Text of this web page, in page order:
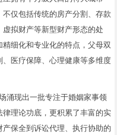
仅包括传统的房产分割、存款
拟财产等新型财产形态的处
细化和专业化的特点，父母双
医疗保障、心理健康等多维度
涌现出一批专注于婚姻家事领
理论功底，更积累了丰富的实
保全到诉讼代理、执行协助的